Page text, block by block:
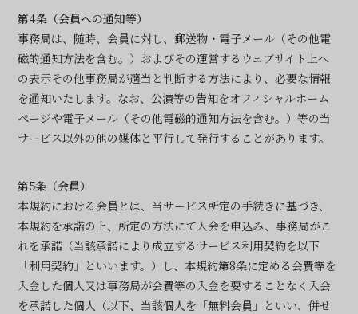
第4条（会員への通知等）
事務局は、随時、会員に対し、郵送物・電子メール（その他電
磁的通知方法を含む。）およびその運営するウェブサイト上へ
の表示その他事務局が適当と判断する方法により、必要な情報
を通知いたします。なお、公演等の告知をオフィシャルホーム
ページや電子メール（その他電磁的通知方法を含む。）等の当
サービス以外の他の媒体と平行して発行することがあります。
第5条（会員）
本規約における会員とは、当サービス所定の手続きに基づき、
本規約を承諾の上、所定の方法にて入会を申込み、事務局がこ
れを承諾（当該承諾により成立するサービス利用契約を以下
「利用契約」といいます。）し、本規約第8条に定める会費等を
入金した個人又は事務局が会費等の入金を要することなく入会
を承諾した個人（以下、当該個人を「無料会員」といい、併せ